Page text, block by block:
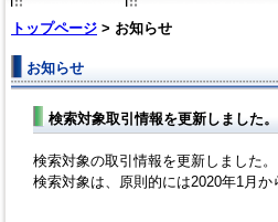
トップページ > お知らせ
お知らせ
検索対象取引情報を更新しました。
検索対象の取引情報を更新しました。
検索対象は、原則的には2020年1月